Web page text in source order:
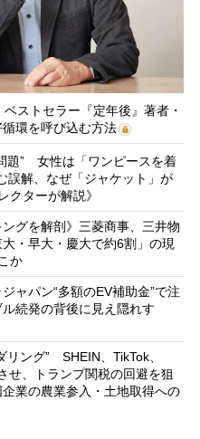
ストセラー『定年後』著者・
環を呼び込む方法
題” 女性は「ワンピースを着
誤解、なぜ「ジャケット」が
クターが解説》
グを解剖》三菱商事、三井物
・早大・慶大で約6割」の現
か
ャパン“多額のEV補助金”で注
続発の背後に見え隠れす
リング” SHEIN、TikTok、
、トランプ関税の回避を狙
業の農業参入・土地取得への